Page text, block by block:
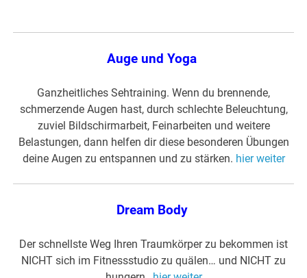
Auge und Yoga
Ganzheitliches Sehtraining. Wenn du brennende,
schmerzende Augen hast, durch schlechte Beleuchtung,
zuviel Bildschirmarbeit, Feinarbeiten und weitere
Belastungen, dann helfen dir diese besonderen Übungen
deine Augen zu entspannen und zu stärken. hier weiter
Dream Body
Der schnellste Weg Ihren Traumkörper zu bekommen ist
NICHT sich im Fitnessstudio zu quälen… und NICHT zu